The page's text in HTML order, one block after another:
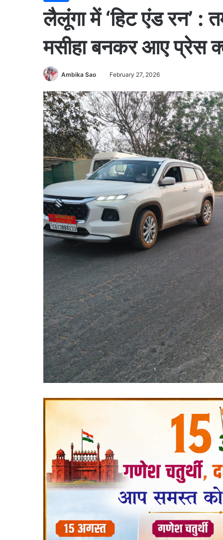
लैलूंगा में ‘हिट एंड रन’ :
मसीहा बनकर आए प्रेस
Ambika Sao February 27, 2026